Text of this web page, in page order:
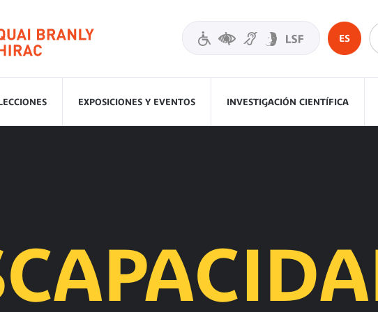
ES
EXPOSICIONES Y EVENTOS INVESTIGACIÓN CIENTÍFICA